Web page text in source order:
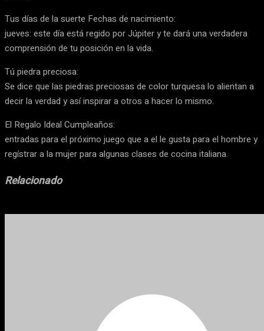
Tus días de la suerte Fechas de nacimiento:
jueves: este día está regido por Júpiter y te dará una verdadera
comprensión de tu posición en la vida.
Tú piedra preciosa:
Se dice que las piedras preciosas de color turquesa lo alientan a
decir la verdad y así inspirar a otros a hacer lo mismo.
El Regalo Ideal Cumpleaños:
entradas para el próximo juego que a el le gusta para el hombre y
regístrar a la mujer para algunas clases de cocina italiana.
Relacionado